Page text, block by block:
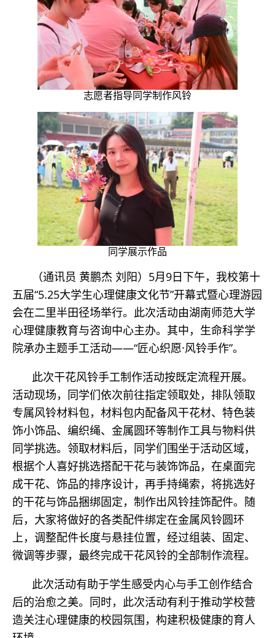
志愿者指导同学制作风铃
同学展示作品
（通讯员 黄鹏杰 刘阳）5月9日下午，我校第十
五届“5.25大学生心理健康文化节”开幕式暨心理游园
会在二里半田径场举行。此次活动由湖南师范大学
心理健康教育与咨询中心主办。其中，生命科学学
院承办主题手工活动——“匠心织愿·风铃手作”。
此次干花风铃手工制作活动按既定流程开展。
活动现场，同学们依次前往指定领取处，排队领取
专属风铃材料包，材料包内配备风干花材、特色装
饰小饰品、编织绳、金属圆环等制作工具与物料供
同学挑选。领取材料后，同学们围坐于活动区域，
根据个人喜好挑选搭配干花与装饰饰品，在桌面完
成干花、饰品的排序设计，再手持绳索，将挑选好
的干花与饰品捆绑固定，制作出风铃挂饰配件。随
后，大家将做好的各类配件绑定在金属风铃圆环
上，调整配件长度与悬挂位置，经过组装、固定、
微调等步骤，最终完成干花风铃的全部制作流程。
此次活动有助于学生感受内心与手工创作结合
后的治愈之美。同时，此次活动有利于推动学校营
造关注心理健康的校园氛围，构建积极健康的育人